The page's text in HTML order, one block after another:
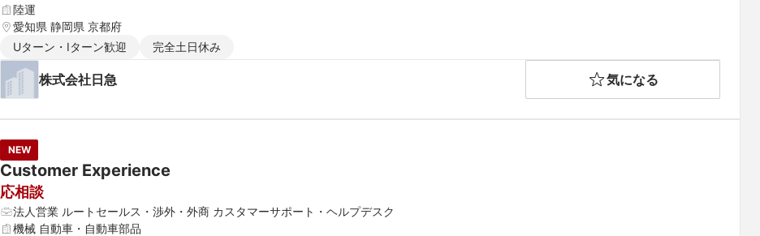
陸運
愛知県 静岡県 京都府
Uターン・Iターン歓迎
完全土日休み
株式会社日急 気になる
NEW
Customer Experience
応相談
法人営業 ルートセールス・渉外・外商 カスタマーサポート・ヘルプデスク
機械 自動車・自動車部品